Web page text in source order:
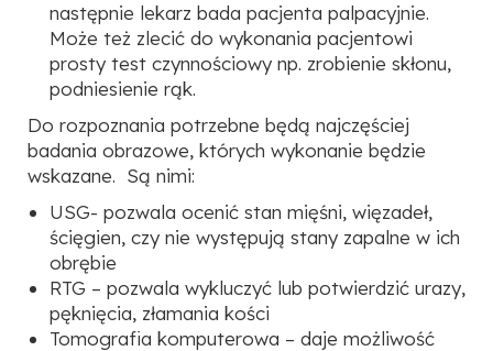
następnie lekarz bada pacjenta palpacyjnie.
Może też zlecić do wykonania pacjentowi
prosty test czynnościowy np. zrobienie skłonu,
podniesienie rąk.
Do rozpoznania potrzebne będą najczęściej
badania obrazowe, których wykonanie będzie
wskazane. Są nimi:
USG- pozwala ocenić stan mięśni, więzadeł,
ścięgien, czy nie występują stany zapalne w ich
obrębie
RTG – pozwala wykluczyć lub potwierdzić urazy,
pęknięcia, złamania kości
Tomografia komputerowa – daje możliwość